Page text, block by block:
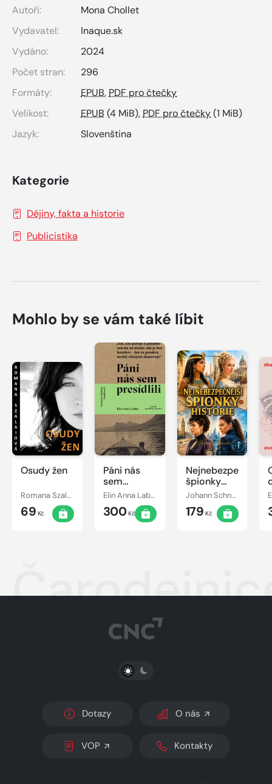
Autoři:
Mona Chollet
Vydavatel:
Inaque.sk
Vydáno:
2024
Počet stran:
296
Formáty:
EPUB,PDF pro čtečky
Velikost:
EPUB (4 MiB),PDF pro čtečky(1 MiB)
Jazyk:
Slovenština
Kategorie
Dějiny, fakta a historie
Publicistika
Mohlo by se vám také líbit
Osudy žen
Romana Szalaiová
69 Kč
Páni nás
sem
presídlili
Elin Anna Labba
300Kč
Nejnebezpečnější
špionky
historie
Johann Schneider
179 Kč
PŘEPNOUT SVĚTLÝ/TMAVÝ REŽIM
Dotazy O nás
VOP Kontakty